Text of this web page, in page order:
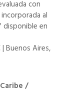
con
al
en
| Buenos Aires,
/